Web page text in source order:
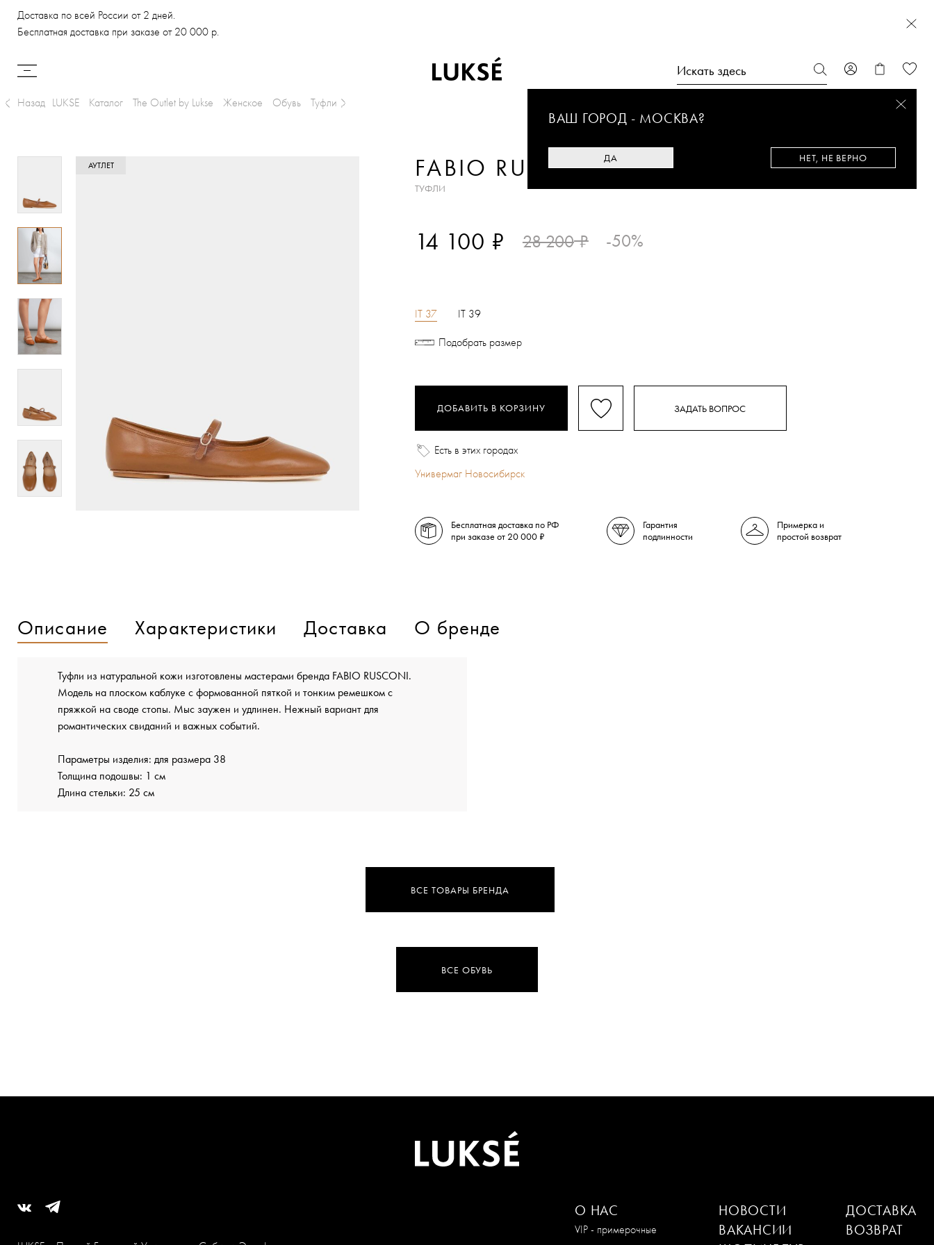
Доставка по всей России от 2 дней.
Бесплатная доставка при заказе от 20 000 р.
ВАШ ГОРОД - МОСКВА?
ДА НЕТ, НЕ ВЕРНО
Назад LUKSE Каталог The Outlet by Lukse Женское Обувь Туфли
АУТЛЕТ FABIO RUSCONI
ТУФЛИ
14 100 ₽ 28 200₽ -50%
IT 37
IT 39
Подобрать размер
ДОБАВИТЬ В КОРЗИНУ ЗАДАТЬ ВОПРОС
Есть в этих городах
Универмаг Новосибирск
Бесплатная доставка по РФ
при заказе от 20 000 ₽
Гарантия
подлинности
Примерка и
простой возврат
Описание Характеристики Доставка О бренде
Туфли из натуральной кожи изготовлены мастерами бренда FABIO RUSCONI.
Модель на плоском каблуке с формованной пяткой и тонким ремешком с
пряжкой на своде стопы. Мыс заужен и удлинен. Нежный вариант для
романтических свиданий и важных событий.
Параметры изделия: для размера 38
Толщина подошвы: 1 см
Длина стельки: 25 см
ВСЕ ТОВАРЫ БРЕНДА
ВСЕ ОБУВЬ
О НАС
VIP - примерочные
НОВОСТИ
ВАКАНСИИ
ДОСТАВКА
ВОЗВРАТ